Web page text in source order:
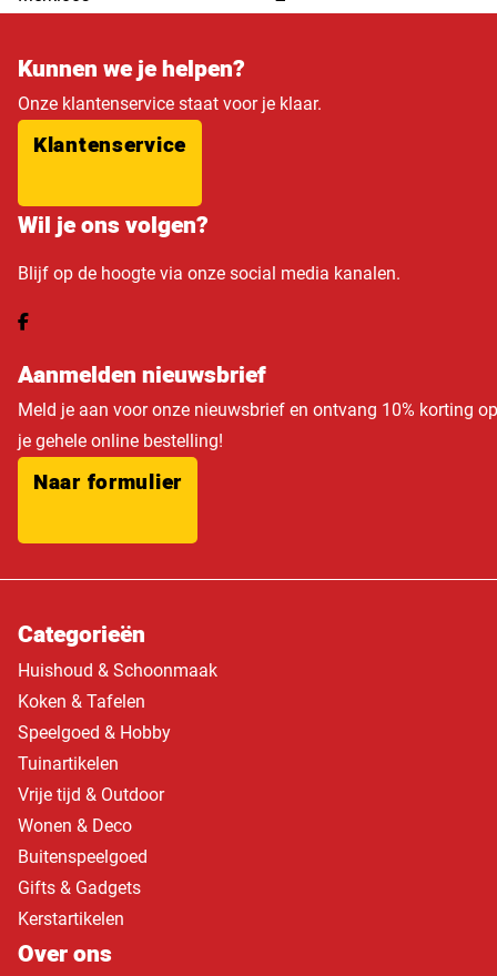
Kunnen we je helpen?
Onze klantenservice staat voor je klaar.
Klantenservice
Wil je ons volgen?
Blijf op de hoogte via onze social media kanalen.
Aanmelden nieuwsbrief
Meld je aan voor onze nieuwsbrief en ontvang 10% korting op
je gehele online bestelling!
Naar formulier
Categorieën
Huishoud & Schoonmaak
Koken & Tafelen
Speelgoed & Hobby
Tuinartikelen
Vrije tijd & Outdoor
Wonen & Deco
Buitenspeelgoed
Gifts & Gadgets
Kerstartikelen
Over ons